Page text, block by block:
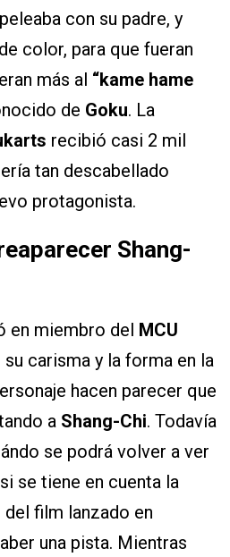
con su padre, y
color, para que fueran
más al “kame hame
de Goku. La
recibió casi 2 mil
tan descabellado
protagonista.
Shang-
en miembro del MCU
carisma y la forma en la
hacen parecer que
a Shang-Chi. Todavía
se podrá volver a ver
se tiene en cuenta la
film lanzado en
una pista. Mientras